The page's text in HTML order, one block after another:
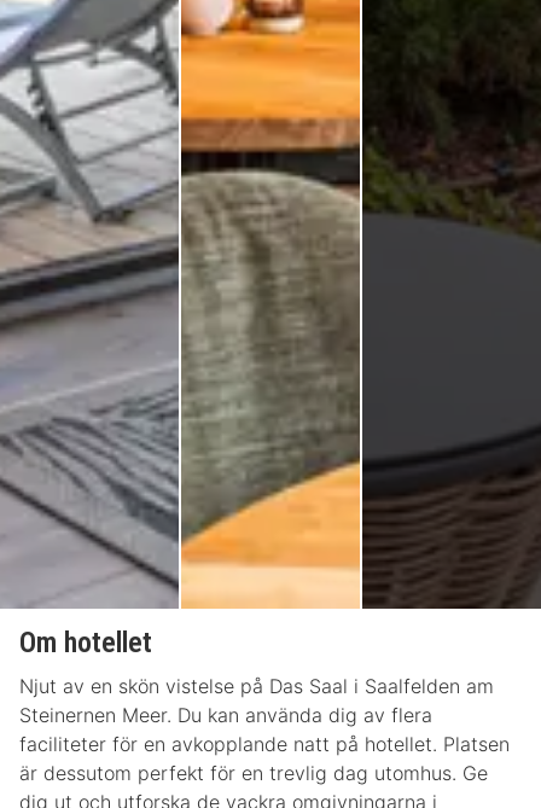
Om hotellet
Njut av en skön vistelse på Das Saal i Saalfelden am
Steinernen Meer. Du kan använda dig av flera
faciliteter för en avkopplande natt på hotellet. Platsen
är dessutom perfekt för en trevlig dag utomhus. Ge
dig ut och utforska de vackra omgivningarna i